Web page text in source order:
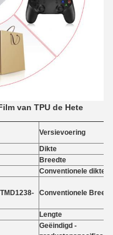
van TPU de Hete
Versievoering
Dikte
Breedte
Conventionele dikte
Conventionele
Lengte
Geëindigd -